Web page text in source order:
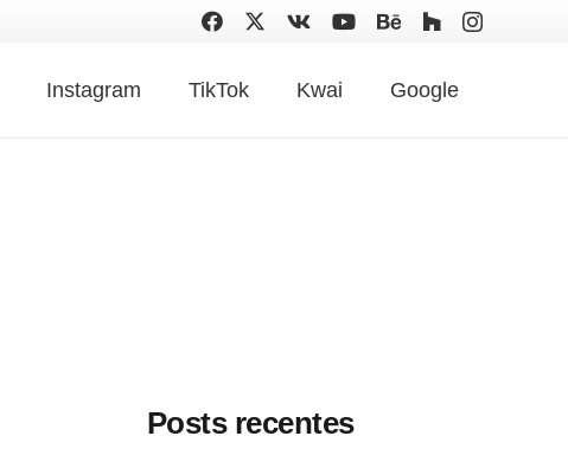
Instagram TikTok Kwai Google
Posts recentes